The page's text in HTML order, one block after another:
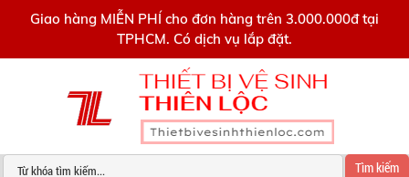
Giao hàng MIỄN PHÍ cho đơn hàng trên 3.000.000đ tại
TPHCM. Có dịch vụ lắp đặt.
Tìm kiếm
0909445903